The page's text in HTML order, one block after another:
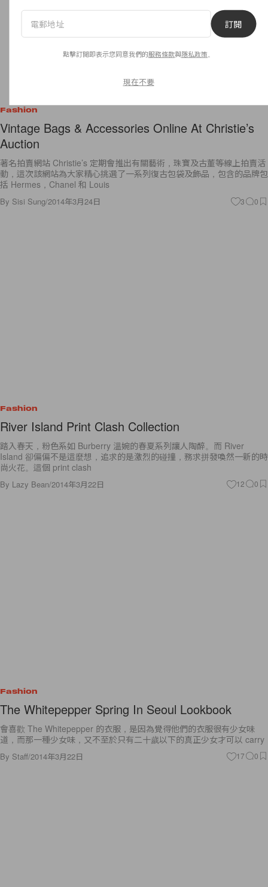
Fashion
Vintage Bags & Accessories Online At Christie’s
Auction
著名拍賣網站 Christie’s 定期會推出有關藝術，珠寶及古董等線上拍賣活
動，這次該網站為大家精心挑選了一系列復古包袋及飾品，包含的品牌包
括 Hermes，Chanel 和 Louis
By Sisi Sung/2014年3月24日 3 0
Fashion
River Island Print Clash Collection
踏入春天，粉色系如 Burberry 溫婉的春夏系列讓人陶醉。而 River
Island 卻偏偏不是這麼想，追求的是激烈的碰撞，務求拼發喚然一新的時
尚火花。這個 print clash
By Lazy Bean/2014年3月22日 12 0
Fashion
The Whitepepper Spring In Seoul Lookbook
會喜歡 The Whitepepper 的衣服，是因為覺得他們的衣服很有少女味
道，而那一種少女味，又不至於只有二十歲以下的真正少女才可以 carry
By Staff/2014年3月22日 17 0
訂閱
點擊訂閱即表示您同意我們的服務條款與隱私政策
現在不要